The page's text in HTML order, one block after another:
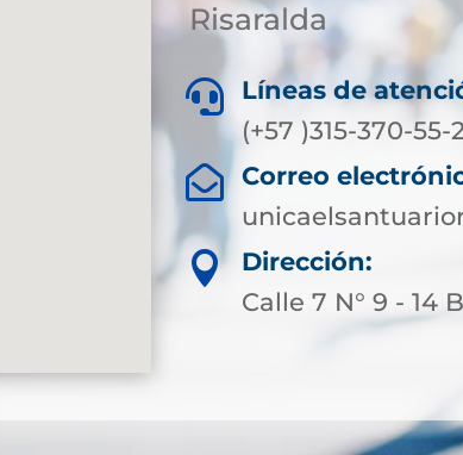
Risaralda

Líneas de
(+57 )315-370-

Correo

Dirección:
Calle 7 N° 9 - 14